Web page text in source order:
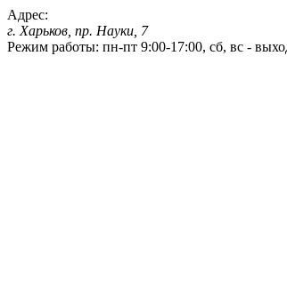
Адрес:
г. Харьков, пр. Науки, 7
Режим работы: пн-пт 9:00-17:00, сб, вс -